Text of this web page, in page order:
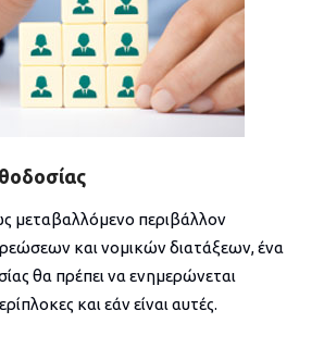
μεταβαλλόμενο περιβάλλον
και νομικών διατάξεων, ένα
θα πρέπει να ενημερώνεται
και εάν είναι αυτές.